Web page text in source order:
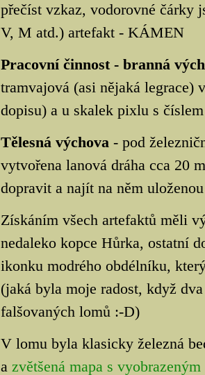
přečíst vzkaz, vodorovné čárky
V, M atd.) artefakt - KÁMEN
Pracovní činnost - branná
tramvajová (asi nějaká legrace)
dopisu) a u skalek pixlu s
Tělesná výchova- pod
vytvořena lanová dráha cca 20
dopravit a najít na něm
Získáním všech artefaktů měli
nedaleko kopce Hůrka, ostatní
ikonku modrého obdélníku,
(jaká byla moje radost, když
falšovaných lomů :-D)
V lomu byla klasicky železná
a zvětšená mapa s